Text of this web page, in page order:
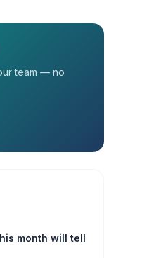
team — no
month will tell